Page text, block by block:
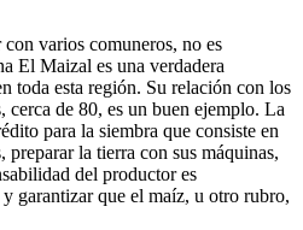
varios comuneros, no es
El Maizal es una verdadera
toda esta región. Su relación con los
cerca de 80, es un buen ejemplo. La
para la siembra que consiste en
preparar la tierra con sus máquinas,
del productor es
garantizar que el maíz, u otro rubro,